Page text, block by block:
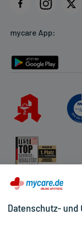
Datenschutz
Rückgabe/Widerruf
mycare App:
Datenschutz-